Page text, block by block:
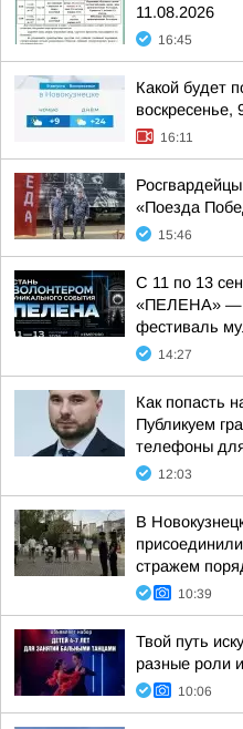
11.08.2026
16:45
Какой будет
воскресенье,
16:11
«Поезда
15:46
С 11 по 13
«ПЕЛЕНА» —
фестиваль
14:27
Как попасть
Публикуем
телефоны
12:03
В
стражем
10:39
Твой путь
разные роли
10:06